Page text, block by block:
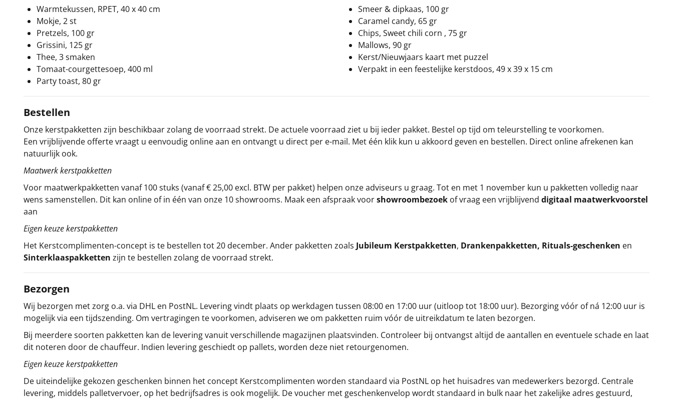
Warmtekussen, RPET, 40 x 40 cm
Mokje, 2 st
Pretzels, 100 gr
Grissini, 125 gr
Thee, 3 smaken
Tomaat-courgettesoep, 400 ml
Party toast, 80 gr
Smeer & dipkaas, 100 gr
Caramel candy, 65 gr
Chips, Sweet chili corn , 75 gr
Mallows, 90 gr
Kerst/Nieuwjaars kaart met puzzel
Verpakt in een feestelijke kerstdoos, 49 x 39 x 15 cm
Bestellen
Onze kerstpakketten zijn beschikbaar zolang de voorraad strekt. De actuele voorraad ziet u bij ieder pakket. Bestel op tijd om teleurstelling te voorkomen.
Een vrijblijvende offerte vraagt u eenvoudig online aan en ontvangt u direct per e-mail. Met één klik kun u akkoord geven en bestellen. Direct online afrekenen kan
natuurlijk ook.
Maatwerk kerstpakketten
Voor maatwerkpakketten vanaf 100 stuks (vanaf € 25,00 excl. BTW per pakket) helpen onze adviseurs u graag. Tot en met 1 november kun u pakketten volledig naar
wens samenstellen. Dit kan online of in één van onze 10 showrooms. Maak een afspraak voorshowroombezoek of vraag een vrijblijvend digitaal maatwerkvoorstel
aan
Eigen keuze kerstpakketten
Het Kerstcomplimenten-concept is te bestellen tot 20 december. Ander pakketten zoals Jubileum Kerstpakketten, Drankenpakketten, Rituals-geschenken en
Sinterklaaspakketten zijn te bestellen zolang de voorraad strekt.
Bezorgen
Wij bezorgen met zorg o.a. via DHL en PostNL. Levering vindt plaats op werkdagen tussen 08:00 en 17:00 uur (uitloop tot 18:00 uur). Bezorging vóór of ná 12:00 uur is
mogelijk via een tijdszending. Om vertragingen te voorkomen, adviseren we om pakketten ruim vóór de uitreikdatum te laten bezorgen.
Bij meerdere soorten pakketten kan de levering vanuit verschillende magazijnen plaatsvinden. Controleer bij ontvangst altijd de aantallen en eventuele schade en laat
dit noteren door de chauffeur. Indien levering geschiedt op pallets, worden deze niet retourgenomen.
Eigen keuze kerstpakketten
De uiteindelijke gekozen geschenken binnen het concept Kerstcomplimenten worden standaard via PostNL op het huisadres van medewerkers bezorgd. Centrale
levering, middels palletvervoer, op het bedrijfsadres is ook mogelijk. De voucher met geschenkenvelop wordt standaard in bulk naar het zakelijke adres gestuurd,